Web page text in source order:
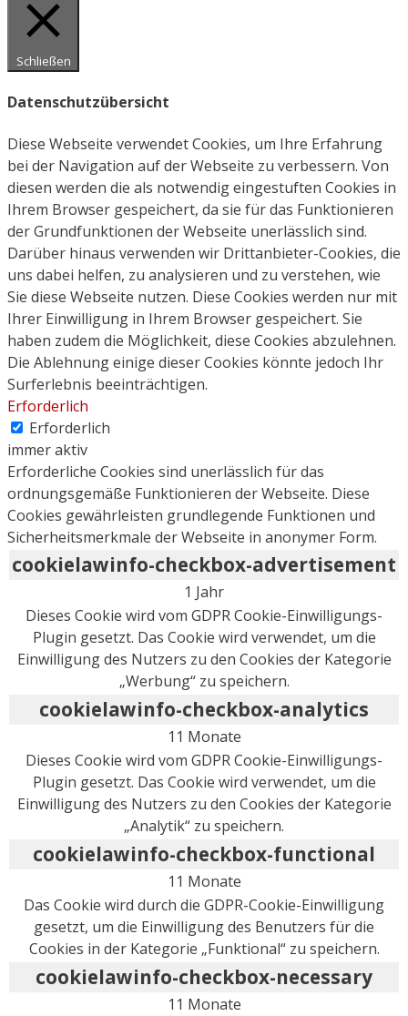
Schließen
Datenschutzübersicht
Diese Webseite verwendet Cookies, um Ihre Erfahrung
bei der Navigation auf der Webseite zu verbessern. Von
diesen werden die als notwendig eingestuften Cookies in
Ihrem Browser gespeichert, da sie für das Funktionieren
der Grundfunktionen der Webseite unerlässlich sind.
Darüber hinaus verwenden wir Drittanbieter-Cookies, die
uns dabei helfen, zu analysieren und zu verstehen, wie
Sie diese Webseite nutzen. Diese Cookies werden nur mit
Ihrer Einwilligung in Ihrem Browser gespeichert. Sie
haben zudem die Möglichkeit, diese Cookies abzulehnen.
Die Ablehnung einige dieser Cookies könnte jedoch Ihr
Surferlebnis beeinträchtigen.
Erforderlich
Erforderlich
immer aktiv
Erforderliche Cookies sind unerlässlich für das
ordnungsgemäße Funktionieren der Webseite. Diese
Cookies gewährleisten grundlegende Funktionen und
Sicherheitsmerkmale der Webseite in anonymer Form.
cookielawinfo-checkbox-advertisement
1 Jahr
Dieses Cookie wird vom GDPR Cookie-Einwilligungs-
Plugin gesetzt. Das Cookie wird verwendet, um die
Einwilligung des Nutzers zu den Cookies der Kategorie
„Werbung“ zu speichern.
cookielawinfo-checkbox-analytics
11 Monate
Dieses Cookie wird vom GDPR Cookie-Einwilligungs-
Plugin gesetzt. Das Cookie wird verwendet, um die
Einwilligung des Nutzers zu den Cookies der Kategorie
„Analytik“ zu speichern.
cookielawinfo-checkbox-functional
11 Monate
Das Cookie wird durch die GDPR-Cookie-Einwilligung
gesetzt, um die Einwilligung des Benutzers für die
Cookies in der Kategorie „Funktional“ zu speichern.
cookielawinfo-checkbox-necessary
11 Monate